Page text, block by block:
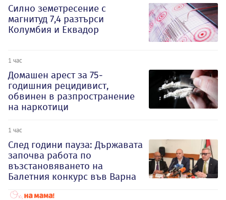
Силно земетресение с
магнитуд 7,4 разтърси
Колумбия и Еквадор
1 час
Домашен арест за 75-
годишния рецидивист,
обвинен в разпространение
на наркотици
1 час
След години пауза: Държавата
започва работа по
възстановяването на
Балетния конкурс във Варна